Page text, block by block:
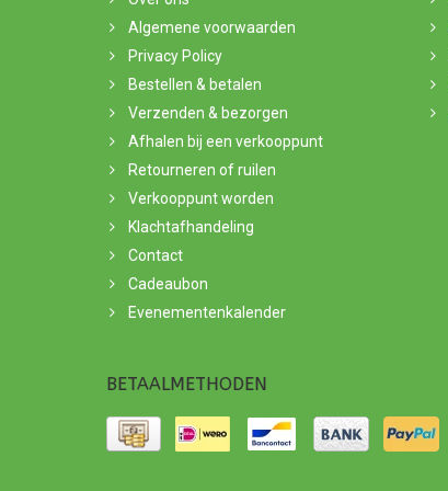
Algemene voorwaarden
Privacy Policy
Bestellen & betalen
Verzenden & bezorgen
Afhalen bij een verkooppunt
Retourneren of ruilen
Verkooppunt worden
Klachtafhandeling
Contact
Cadeaubon
Evenementenkalender
BETAALMETHODEN